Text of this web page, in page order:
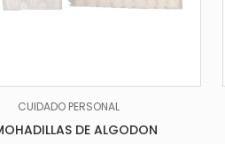
CUIDADO PERSONAL
DE ALGODON